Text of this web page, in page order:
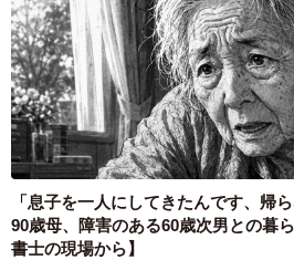
「息子を一人にしてきたんです、帰
90歳母、障害のある60歳次男との暮
書士の現場から】